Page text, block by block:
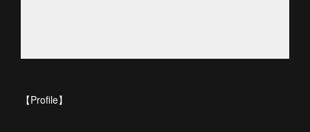
【Profile】